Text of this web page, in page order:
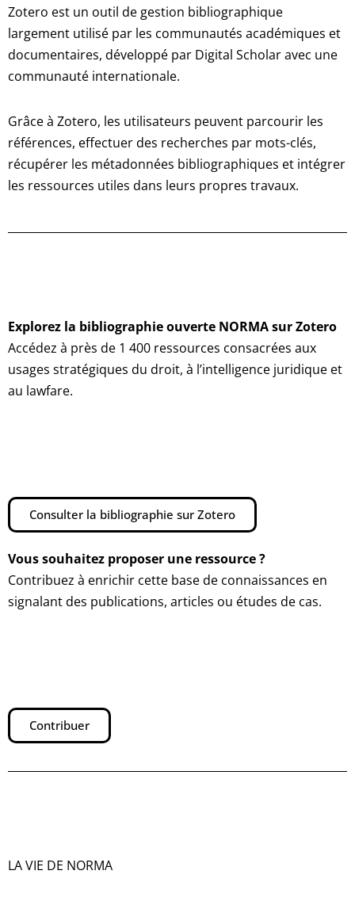
Zotero est un outil de gestion bibliographique
largement utilisé par les communautés académiques et
documentaires, développé par Digital Scholar avec une
communauté internationale.
Grâce à Zotero, les utilisateurs peuvent parcourir les
références, effectuer des recherches par mots-clés,
récupérer les métadonnées bibliographiques et intégrer
les ressources utiles dans leurs propres travaux.
Explorez la bibliographie ouverte NORMA sur Zotero
Accédez à près de 1 400 ressources consacrées aux
usages stratégiques du droit, à l’intelligence juridique et
au lawfare.
Consulter la bibliographie sur Zotero
Vous souhaitez proposer une ressource ?
Contribuez à enrichir cette base de connaissances en
signalant des publications, articles ou études de cas.
Contribuer
LA VIE DE NORMA